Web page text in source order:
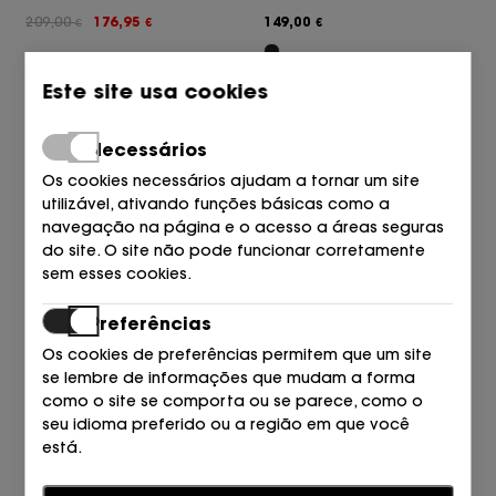
176,95 €
209,00€ 149,00 €
DKNY
221,00 €
265,00€ 170,00€
Este site usa cookies
Necessários
Os cookies necessários ajudam a tornar um site
utilizável, ativando funções básicas como a
navegação na página e o acesso a áreas seguras
do site. O site não pode funcionar corretamente
sem esses cookies.
Preferências
Os cookies de preferências permitem que um site
se lembre de informações que mudam a forma
como o site se comporta ou se parece, como o
seu idioma preferido ou a região em que você
está.